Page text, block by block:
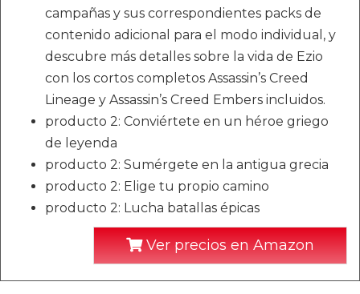
campañas y sus correspondientes packs de
contenido adicional para el modo individual, y
descubre más detalles sobre la vida de Ezio
con los cortos completos Assassin’s Creed
Lineage y Assassin’s Creed Embers incluidos.
producto 2: Conviértete en un héroe griego
de leyenda
producto 2: Sumérgete en la antigua grecia
producto 2: Elige tu propio camino
producto 2: Lucha batallas épicas
Ver precios en Amazon